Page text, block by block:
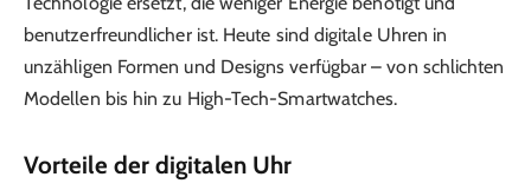
benutzerfreundlicher ist. Heute sind digitale Uhren in
unzähligen Formen und Designs verfügbar – von schlichten
Modellen bis hin zu High-Tech-Smartwatches.
Vorteile der digitalen Uhr